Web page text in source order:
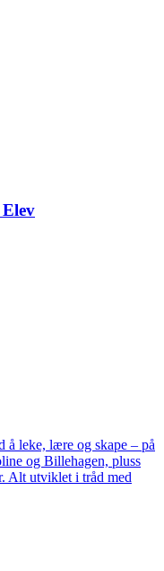
å leke, lære og skape – på
og Billehagen, pluss
Alt utviklet i tråd med